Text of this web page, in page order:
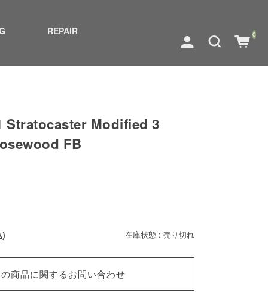
REPAIR
0
Stratocaster Modified 3
FB
在庫状態 : 売り切れ
)
商品に関するお問い合わせ